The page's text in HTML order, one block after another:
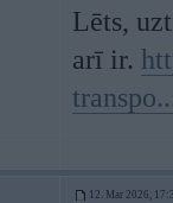
Lēts,
arī ir.
12. Mar 2026,